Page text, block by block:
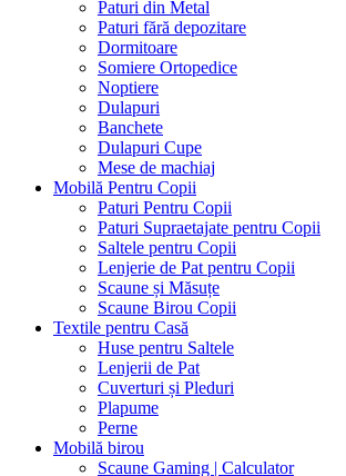
Paturi din Metal
Paturi fără depozitare
Dormitoare
Somiere Ortopedice
Noptiere
Dulapuri
Banchete
Dulapuri Cupe
Mese de machiaj
Mobilă Pentru Copii
Paturi Pentru Copii
Paturi Supraetajate pentru Copii
Saltele pentru Copii
Lenjerie de Pat pentru Copii
Scaune și Măsuțe
Scaune Birou Copii
Textile pentru Casă
Huse pentru Saltele
Lenjerii de Pat
Cuverturi și Pleduri
Plapume
Perne
Mobilă birou
Scaune Gaming | Calculator